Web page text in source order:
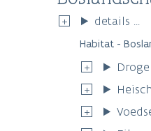
details ...
Habitat -